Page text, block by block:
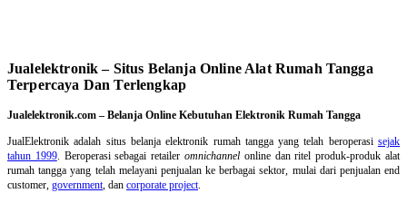
Jualelektronik – Situs Belanja Online Alat Rumah Tangga
Terpercaya Dan Terlengkap
Jualelektronik.com – Belanja Online Kebutuhan Elektronik Rumah Tangga
JualElektronik adalah situs belanja elektronik rumah tanggayang telah beroperasisejak
tahun 1999. Beroperasi sebagai retaileromnichannel online dan ritel produk-produk alat
rumah tangga yang telah melayani penjualan ke berbagai sektor, mulai dari penjualan end
customer, government, dan corporate project.